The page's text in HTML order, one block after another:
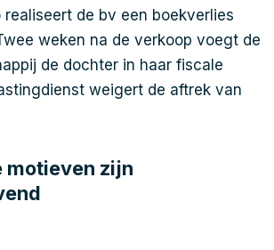
realiseert de bv een boekverlies
weken na de verkoop voegt de
de dochter in haar fiscale
weigert de aftrek van
motieven zijn